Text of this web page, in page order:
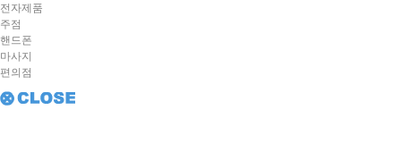
전자제품
주점
핸드폰
마사지
편의점